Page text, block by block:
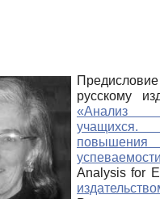
русскому
«Анализ
учащихся.
Analysis for